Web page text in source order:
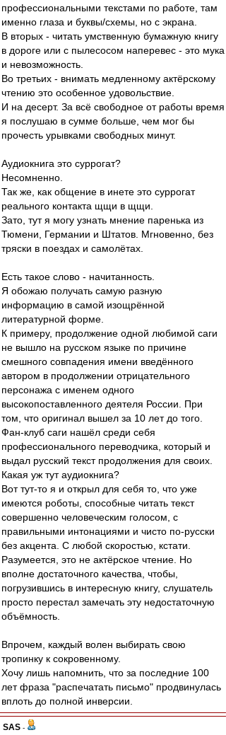
профессиональными текстами по работе, там
именно глаза и буквы/схемы, но с экрана.
В вторых - читать умственную бумажную книгу
в дороге или с пылесосом наперевес - это мука
и невозможность.
Во третьих - внимать медленному актёрскому
чтению это особенное удовольствие.
И на десерт. За всё свободное от работы время
я послушаю в сумме больше, чем мог бы
прочесть урывками свободных минут.
Аудиокнига это суррогат?
Несомненно.
Так же, как общение в инете это суррогат
реального контакта щщи в щщи.
Зато, тут я могу узнать мнение паренька из
Тюмени, Германии и Штатов. Мгновенно, без
тряски в поездах и самолётах.
Есть такое слово - начитанность.
Я обожаю получать самую разную
информацию в самой изощрённой
литературной форме.
К примеру, продолжение одной любимой саги
не вышло на русском языке по причине
смешного совпадения имени введённого
автором в продолжении отрицательного
персонажа с именем одного
высокопоставленного деятеля России. При
том, что оригинал вышел за 10 лет до того.
Фан-клуб саги нашёл среди себя
профессионального переводчика, который и
выдал русский текст продолжения для своих.
Какая уж тут аудиокнига?
Вот тут-то я и открыл для себя то, что уже
имеются роботы, способные читать текст
совершенно человеческим голосом, с
правильными интонациями и чисто по-русски
без акцента. С любой скоростью, кстати.
Разумеется, это не актёрское чтение. Но
вполне достаточного качества, чтобы,
погрузившись в интересную книгу, слушатель
просто перестал замечать эту недостаточную
объёмность.
Впрочем, каждый волен выбирать свою
тропинку к сокровенному.
Хочу лишь напомнить, что за последние 100
лет фраза "распечатать письмо" продвинулась
вплоть до полной инверсии.
SAS -